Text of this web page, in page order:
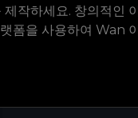
작하세요. 창의적인
폼을 사용하여 Wan